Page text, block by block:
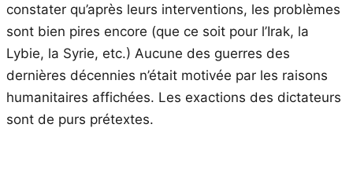
constater qu’après leurs interventions, les problèmes
sont bien pires encore (que ce soit pour l’Irak, la
Lybie, la Syrie, etc.) Aucune des guerres des
dernières décennies n’était motivée par les raisons
humanitaires affichées. Les exactions des dictateurs
sont de purs prétextes.